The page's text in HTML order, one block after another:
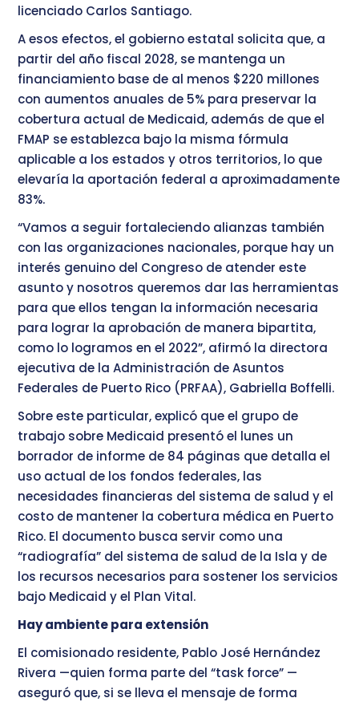
licenciado Carlos Santiago.
A esos efectos, el gobierno estatal solicita que, a
partir del año fiscal 2028, se mantenga un
financiamiento base de al menos $220 millones
con aumentos anuales de 5% para preservar la
cobertura actual de Medicaid, además de que el
FMAP se establezca bajo la misma fórmula
aplicable a los estados y otros territorios, lo que
elevaría la aportación federal a aproximadamente
83%.
“Vamos a seguir fortaleciendo alianzas también
con las organizaciones nacionales, porque hay un
interés genuino del Congreso de atender este
asunto y nosotros queremos dar las herramientas
para que ellos tengan la información necesaria
para lograr la aprobación de manera bipartita,
como lo logramos en el 2022”, afirmó la directora
ejecutiva de la Administración de Asuntos
Federales de Puerto Rico (PRFAA), Gabriella Boffelli.
Sobre este particular, explicó que el grupo de
trabajo sobre Medicaid presentó el lunes un
borrador de informe de 84 páginas que detalla el
uso actual de los fondos federales, las
necesidades financieras del sistema de salud y el
costo de mantener la cobertura médica en Puerto
Rico. El documento busca servir como una
“radiografía” del sistema de salud de la Isla y de
los recursos necesarios para sostener los servicios
bajo Medicaid y el Plan Vital.
Hay ambiente para extensión
El comisionado residente, Pablo José Hernández
Rivera —quien forma parte del “task force” —
aseguró que, si se lleva el mensaje de forma